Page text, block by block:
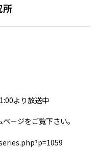
所
より放送中
ージをご覧下さい。